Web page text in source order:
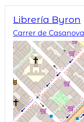
Librería Byron
Carrer de